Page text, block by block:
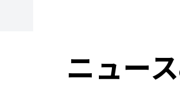
ニュー